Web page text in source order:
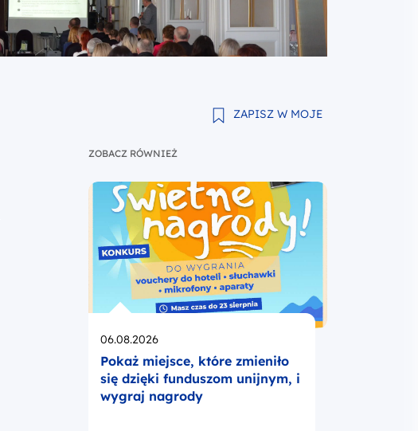
ZAPISZ W MOJE
ZOBACZ RÓWNIEŻ
Opublikowano
06.08.2026
Pokaż miejsce, które zmieniło
się dzięki funduszom unijnym, i
wygraj nagrody